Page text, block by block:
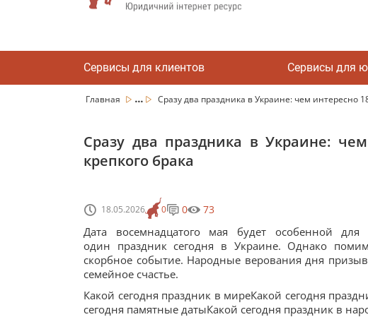
Сервисы для клиентов Сервисы для
Главная ... Сразу два праздника в Украине: чем интересно
Сразу два праздника в Украине:
крепкого брака
18.05.2026 0 0 73
Дата восемнадцатого мая будет особенной
один праздник сегодня в Украине. Однако
скорбное событие. Народные верования дня
семейное счастье.
Какой сегодня праздник в миреКакой сегодня
сегодня памятные датыКакой сегодня праздник в